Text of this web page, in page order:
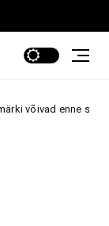
võivad enne